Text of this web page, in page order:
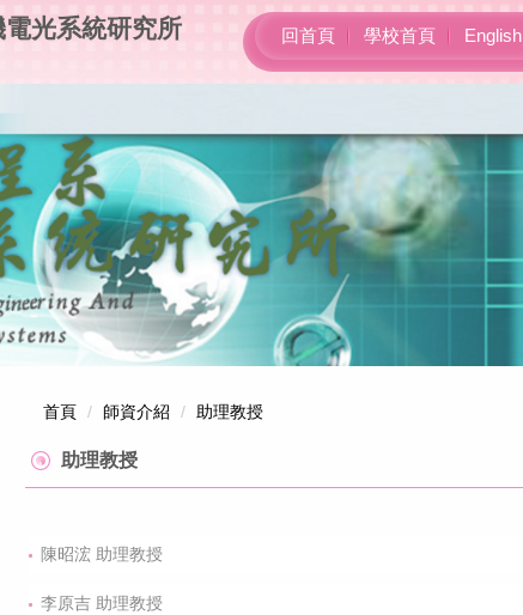
光系統研究所 回首頁 學校首頁 English
首頁 師資介紹 助理教授
助理教授
陳昭浤 助理教授
李原吉 助理教授